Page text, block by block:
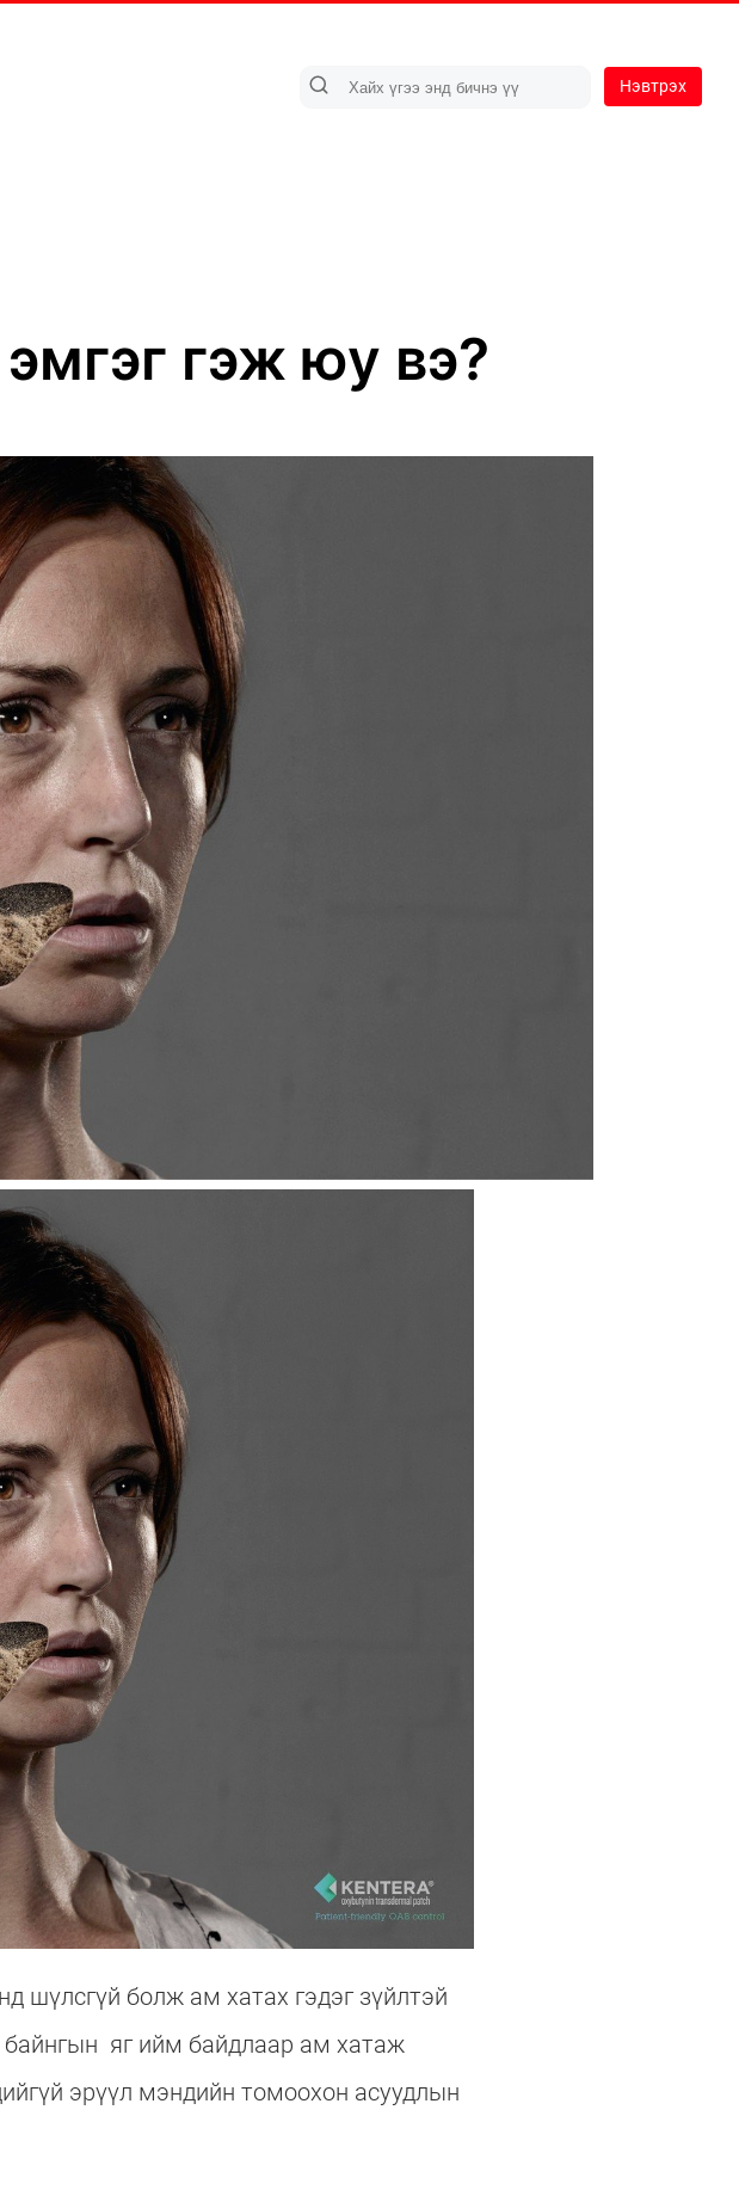
Нэвтрэх
гэж юу вэ?
шүлсгүй болж ам хатах гэдэг зүйлтэй
байнгын яг ийм байдлаар ам хатаж
эрүүл мэндийн томоохон асуудлын